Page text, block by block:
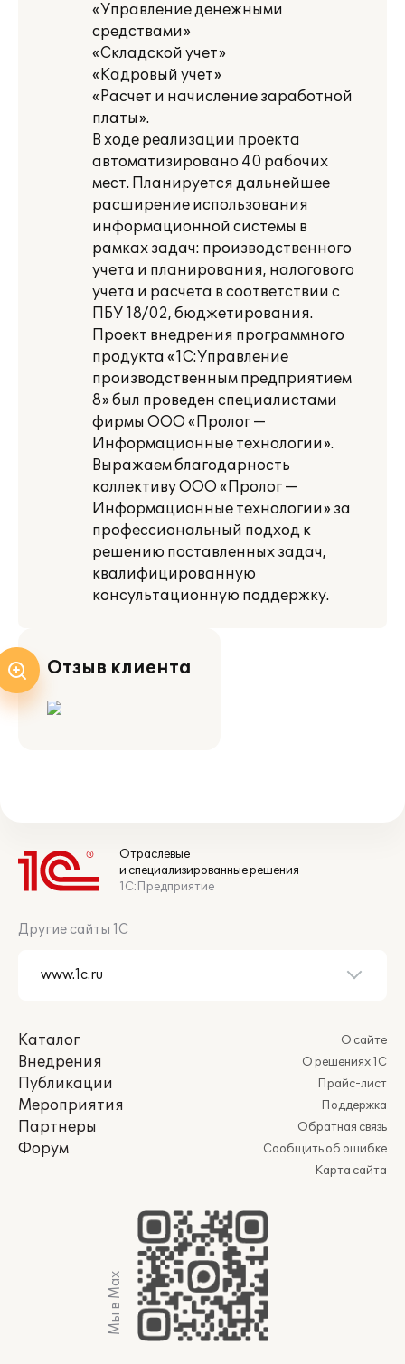
«Управление денежными
средствами»
«Складской учет»
«Кадровый учет»
«Расчет и начисление заработной
платы».
В ходе реализации проекта
автоматизировано 40 рабочих
мест. Планируется дальнейшее
расширение использования
информационной системы в
рамках задач: производственного
учета и планирования, налогового
учета и расчета в соответствии с
ПБУ 18/02, бюджетирования.
Проект внедрения программного
продукта «1С:Управление
производственным предприятием
8» был проведен специалистами
фирмы ООО «Пролог —
Информационные технологии».
Выражаем благодарность
коллективу ООО «Пролог —
Информационные технологии» за
профессиональный подход к
решению поставленных задач,
квалифицированную
консультационную поддержку.
Отзыв клиента
Отраслевые
и специализированные решения
1С:Предприятие
Другие сайты 1С
Каталог
Внедрения
Публикации
Мероприятия
Партнеры
Форум
О сайте
О решениях 1С
Прайс-лист
Поддержка
Обратная связь
Сообщить об ошибке
Карта сайта
Мы в Max